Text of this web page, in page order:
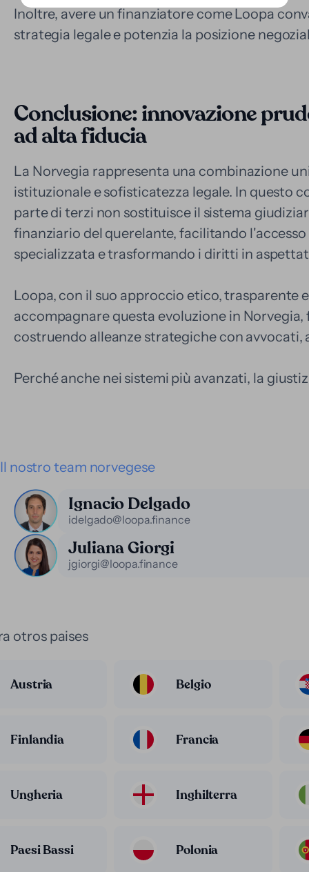
Inoltre, avere un finanziatore come Loopa
strategia legale e potenzia la posizione
Conclusione: innovazione
ad alta fiducia
La Norvegia rappresenta una combinazione
istituzionale e sofisticatezza legale. In questo
parte di terzi non sostituisce il sistema
finanziario del querelante, facilitando
specializzata e trasformando i diritti in
Loopa, con il suo approccio etico, trasparente
accompagnare questa evoluzione in
costruendo alleanze strategiche con avvocati,
Perché anche nei sistemi più avanzati, la
Il nostro team norvegese
Ignacio Delgado
idelgado@loopa.finance
Juliana Giorgi
jgiorgi@loopa.finance
otros paises
Austria Belgio
Finlandia Francia
Ungheria Inghilterra
Paesi Bassi Polonia